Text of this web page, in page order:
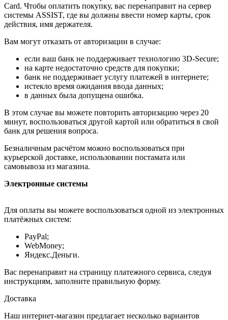
Card. Чтобы оплатить покупку, вас перенаправит на сервер
системы ASSIST, где вы должны ввести номер карты, срок
действия, имя держателя.
Вам могут отказать от авторизации в случае:
если ваш банк не поддерживает технологию 3D-Secure;
на карте недостаточно средств для покупки;
банк не поддерживает услугу платежей в интернете;
истекло время ожидания ввода данных;
в данных была допущена ошибка.
В этом случае вы можете повторить авторизацию через 20
минут, воспользоваться другой картой или обратиться в свой
банк для решения вопроса.
Безналичным расчётом можно воспользоваться при
курьерской доставке, использовании постамата или
самовывоза из магазина.
Электронные системы
Для оплаты вы можете воспользоваться одной из электронных
платёжных систем:
PayPal;
WebMoney;
Яндекс.Деньги.
Вас перенаправит на страницу платежного сервиса, следуя
инструкциям, заполните правильную форму.
Доставка
Наш интернет-магазин предлагает несколько вариантов